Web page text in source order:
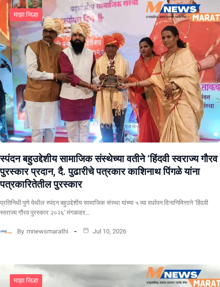
माझा जिल्हा
स्पंदन बहुउद्देशीय सामाजिक संस्थेच्या वतीने ‘हिंदवी स्वराज्य गौरव
पुरस्कार प्रदान, दै. पुढारीचे पत्रकार काशिनाथ पिंगळे यांना
पत्रकारितेतील पुरस्कार
प्रतिनिधी पुणे येथील स्पंदन बहुउद्देशीय सामाजिक संस्था यांच्या ५ व्या वर्धापन दिनानिमित्ताने ‘हिंदवी
स्वराज्य गौरव पुरस्कार २०२६’ मंगळवार…
By mnewsmarathi Jul 10, 2026
माझा जिल्हा